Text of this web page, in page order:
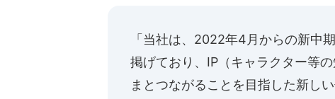
「当社は、2022年4月からの新中
掲げており、IP（キャラクター等
まとつながることを目指した新し